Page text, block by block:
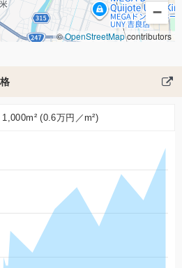
−
©OpenStreetMapcontributors
(0.6万円／m²)